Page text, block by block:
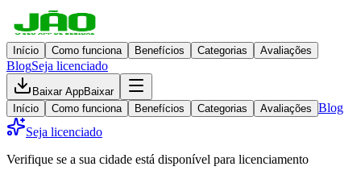
Início Como funciona Benefícios Categorias Avaliações
BlogSeja licenciado
Baixar AppBaixar
Início
Como funciona Benefícios Categorias Avaliações Blog
Seja licenciado
Verifique se a sua cidade está disponível para licenciamento